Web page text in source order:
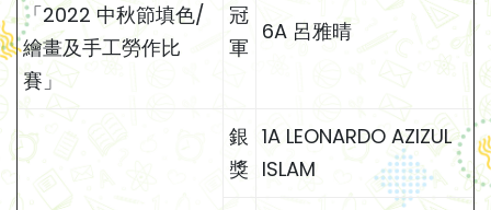
「2022 中秋節填色/
繪畫及手工勞作比
賽」
冠
軍
6A 呂雅晴
銀
獎
1A LEONARDO AZIZUL
ISLAM